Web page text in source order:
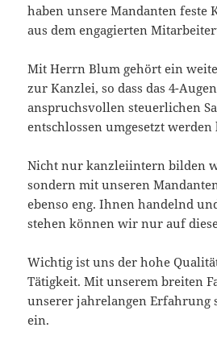
haben unsere Mandanten feste
aus dem engagierten
Mit Herrn Blum gehört ein
zur Kanzlei, so dass das 4-
anspruchsvollen steuerlichen
entschlossen umgesetzt werden
Nicht nur kanzleiintern bilden
sondern mit unseren
ebenso eng. Ihnen handelnd
stehen können wir nur auf
Wichtig ist uns der hohe
Tätigkeit. Mit unserem breiten
unserer jahrelangen
ein.